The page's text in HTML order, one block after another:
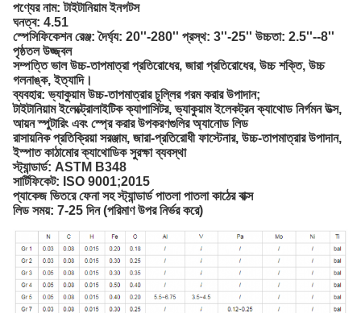
পণ্যের নাম: টাইটানিয়াম ইনগটস
ঘনত্ব: 4.51
স্পেসিফিকেশন রেঞ্জ: দৈর্ঘ্য: 20''-280'' প্রস্থ: 3''-25'' উচ্চতা: 2.5''--8''
পৃষ্ঠতল উজ্জ্বল
সম্পত্তি ভাল উচ্চ-তাপমাত্রা প্রতিরোধের, জারা প্রতিরোধের, উচ্চ শক্তি, উচ্চ
গলনাঙ্ক, ইত্যাদি।
ব্যবহার: ভ্যাকুয়াম উচ্চ-তাপমাত্রার চুল্লির গরম করার উপাদান;
টাইটানিয়াম ইলেক্ট্রোলাইটিক ক্যাপাসিটর, ভ্যাকুয়াম ইলেকট্রন ক্যাথোড নির্গমন উত্স,
আয়ন স্পুটারিং এবং স্প্রে করার উপকরণগুলির অ্যানোড লিড
রাসায়নিক প্রতিক্রিয়া সরঞ্জাম, জারা-প্রতিরোধী ফাস্টেনার, উচ্চ-তাপমাত্রার উপাদান,
ইস্পাত কাঠামোর ক্যাথোডিক সুরক্ষা ব্যবস্থা
স্ট্যান্ডার্ড: ASTM B348
সার্টিফিকেট: ISO 9001;2015
প্যাকেজ ভিতরে ফেনা সহ স্ট্যান্ডার্ড পাতলা পাতলা কাঠের বাক্স
লিড সময়: 7-25 দিন (পরিমাণ উপর নির্ভর করে)